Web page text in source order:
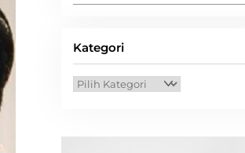
Kategori
Kategori